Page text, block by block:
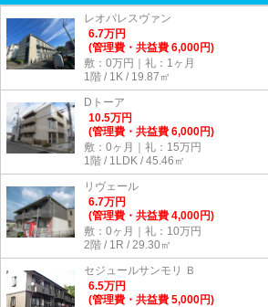
レオパレスヴァン
6.7万円
(管理費・共益費 6,000円)
敷：0万円｜礼：1ヶ月
1階 / 1K / 19.87㎡
Dトーア
10.5万円
(管理費・共益費 6,000円)
敷：0ヶ月｜礼：15万円
1階 / 1LDK / 45.46㎡
リヴェール
6.7万円
(管理費・共益費 4,000円)
敷：0ヶ月｜礼：10万円
2階 / 1R / 29.30㎡
セジュールサンモリ Ｂ
6.5万円
(管理費・共益費 5,000円)